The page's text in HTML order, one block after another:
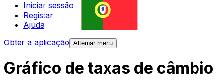
Iniciar sessão
Registar
Ajuda
Obter a aplicação Alternar menu
Gráfico de taxas de câmbio